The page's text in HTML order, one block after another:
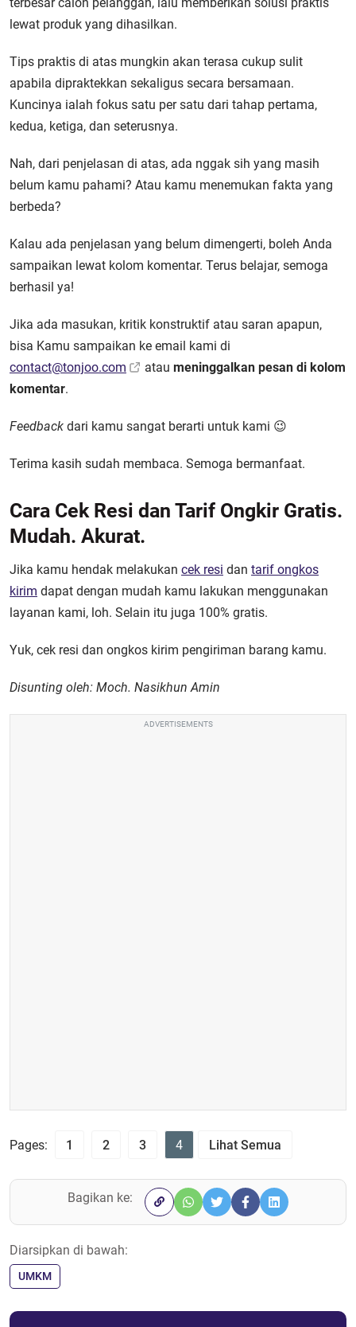
lewat produk yang dihasilkan.
Tips praktis di atas mungkin akan terasa cukup sulit
apabila dipraktekkan sekaligus secara bersamaan.
Kuncinya ialah fokus satu per satu dari tahap pertama,
kedua, ketiga, dan seterusnya.
Nah, dari penjelasan di atas, ada nggak sih yang masih
belum kamu pahami? Atau kamu menemukan fakta yang
berbeda?
Kalau ada penjelasan yang belum dimengerti, boleh Anda
sampaikan lewat kolom komentar. Terus belajar, semoga
berhasil ya!
Jika ada masukan, kritik konstruktif atau saran apapun,
bisa Kamu sampaikan ke email kami di
contact@tonjoo.com
atau meninggalkan pesan di kolom
komentar.
Feedback dari kamu sangat berarti untuk kami 😉
Terima kasih sudah membaca. Semoga bermanfaat.
Cara Cek Resi dan Tarif Ongkir Gratis.
Mudah. Akurat.
Jika kamu hendak melakukan cek resi dan tarif ongkos
kirim dapat dengan mudah kamu lakukan menggunakan
layanan kami, loh. Selain itu juga 100% gratis.
Yuk, cek resi dan ongkos kirim pengiriman barang kamu.
Disunting oleh: Moch. Nasikhun Amin
ADVERTISEMENTS
Pages: 1 2 3 4 Lihat Semua
Bagikan ke:
Diarsipkan di bawah:
UMKM